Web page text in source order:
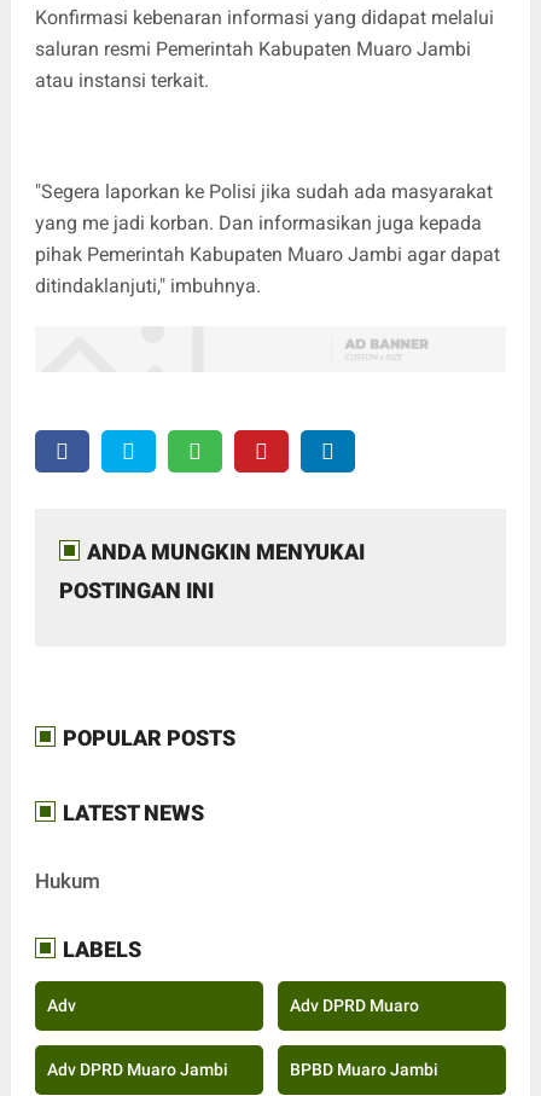
Konfirmasi kebenaran informasi yang didapat melalui
saluran resmi Pemerintah Kabupaten Muaro Jambi
atau instansi terkait.
"Segera laporkan ke Polisi jika sudah ada masyarakat
yang me jadi korban. Dan informasikan juga kepada
pihak Pemerintah Kabupaten Muaro Jambi agar dapat
ditindaklanjuti," imbuhnya.
ANDA MUNGKIN MENYUKAI
POSTINGAN INI
POPULAR POSTS
LATEST NEWS
Hukum
LABELS
Adv Adv DPRD Muaro
Adv DPRD Muaro Jambi BPBD Muaro Jambi